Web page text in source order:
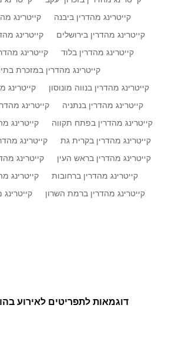
קייטרינג מהדרין ביבנה קייטרינג
קייטרינג מהדרין בירושלים קייטרינג
קייטרינג מהדרין בלוד קייטרינג
קייטרינג מהדרין במזכרת
קייטרינג מהדרין בנווה מונוסון קייטרינג
קייטרינג מהדרין בנתניה קייטרינג
קייטרינג מהדרין בפתח תקווה קייטרינג
קייטרינג מהדרין בקרית גת קייטרינג
קייטרינג מהדרין בראש העין קייטרינג
קייטרינג מהדרין ברחובות קייטרינג
קייטרינג מהדרין ברמת השרון
דוגמאות לתפריטים לאירוע